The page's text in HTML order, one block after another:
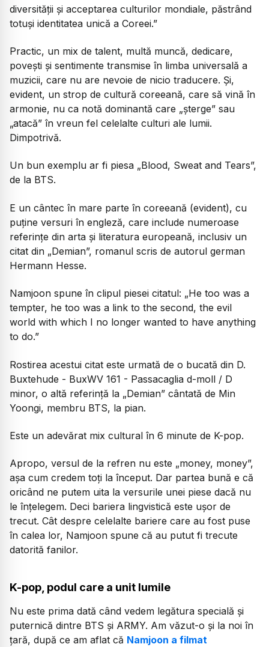
diversității și acceptarea culturilor mondiale, păstrând
totuși identitatea unică a Coreei.”
Practic, un mix de talent, multă muncă, dedicare,
povești și sentimente transmise în limba universală a
muzicii, care nu are nevoie de nicio traducere. Și,
evident, un strop de cultură coreeană, care să vină în
armonie, nu ca notă dominantă care „șterge” sau
„atacă” în vreun fel celelalte culturi ale lumii.
Dimpotrivă.
Un bun exemplu ar fi piesa „Blood, Sweat and Tears”,
de la BTS.
E un cântec în mare parte în coreeană (evident), cu
puține versuri în engleză, care include numeroase
referințe din arta și literatura europeană, inclusiv un
citat din „Demian”, romanul scris de autorul german
Hermann Hesse.
Namjoon spune în clipul piesei citatul: „He too was a
tempter, he too was a link to the second, the evil
world with which I no longer wanted to have anything
to do.”
Rostirea acestui citat este urmată de o bucată din D.
Buxtehude - BuxWV 161 - Passacaglia d-moll / D
minor, o altă referință la „Demian” cântată de Min
Yoongi, membru BTS, la pian.
Este un adevărat mix cultural în 6 minute de K-pop.
Apropo, versul de la refren nu este „money, money”,
așa cum credem toți la început. Dar partea bună e că
oricând ne putem uita la versurile unei piese dacă nu
le înțelegem. Deci bariera lingvistică este ușor de
trecut. Cât despre celelalte bariere care au fost puse
în calea lor, Namjoon spune că au putut fi trecute
datorită fanilor.
K-pop, podul care a unit lumile
Nu este prima dată când vedem legătura specială și
puternică dintre BTS și ARMY. Am văzut-o și la noi în
țară, după ce am aflat că Namjoon a filmat